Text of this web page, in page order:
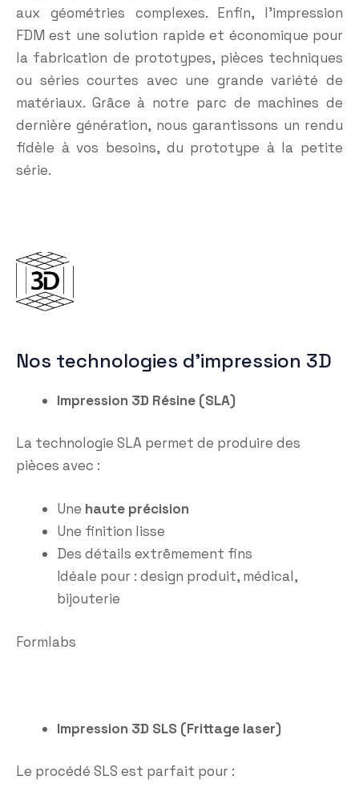
aux géométries complexes. Enfin, l’impression
FDM est une solution rapide et économique pour
la fabrication de prototypes, pièces techniques
ou séries courtes avec une grande variété de
matériaux. Grâce à notre parc de machines de
dernière génération, nous garantissons un rendu
fidèle à vos besoins, du prototype à la petite
série.
Nos technologies d’impression 3D
Impression 3D Résine (SLA)
La technologie SLA permet de produire des
pièces avec :
Une haute précision
Une finition lisse
Des détails extrêmement fins
Idéale pour : design produit, médical,
bijouterie
Formlabs
Impression 3D SLS (Frittage laser)
Le procédé SLS est parfait pour :